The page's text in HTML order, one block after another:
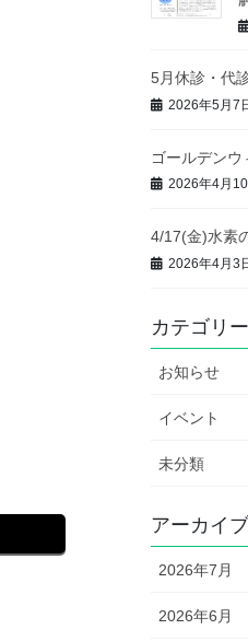
5月休診・代
2026年5月7
ゴールデンウ
2026年4月10
4/17(金)水素
2026年4月3
カテゴリー
お知らせ
イベント
未分類
アーカイ
2026年7月
2026年6月